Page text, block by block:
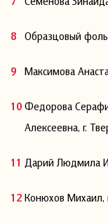
Образцовый
Максимова
Федорова
Алексеевна, г.
Дарий Людмила
Конюхов Михаил,